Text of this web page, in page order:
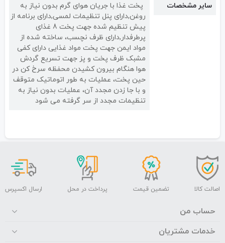
سایر مشخصات
پخت غذا با جریان هوای گرم بدون نیاز به
روغن,دارای پنل تنظیمات لمسی,دارای برنامه از
پیش تنظیم شده جهت پخت 8 غذای
پرطرفدار,دارای ظرف نچسب، ساخته شده از
مواد ایمن جهت پخت مواد غذایی دارای کفی
مشبک ظرف پخت و پز جهت تسریع گردش
هوا هنگام بیرون کشیدن محفظه سرخ کن در
حین پخت، عملیات به طور اتوماتیک متوقف
و با جا زدن مجدد آن، عملیات بدون نیاز به
تنظیمات مجدد از سر گرفته می شود
اصالت کالا تضمین قیمت پرداخت در محل ارسال اکسپرس
حساب من
خدمات مشتریان